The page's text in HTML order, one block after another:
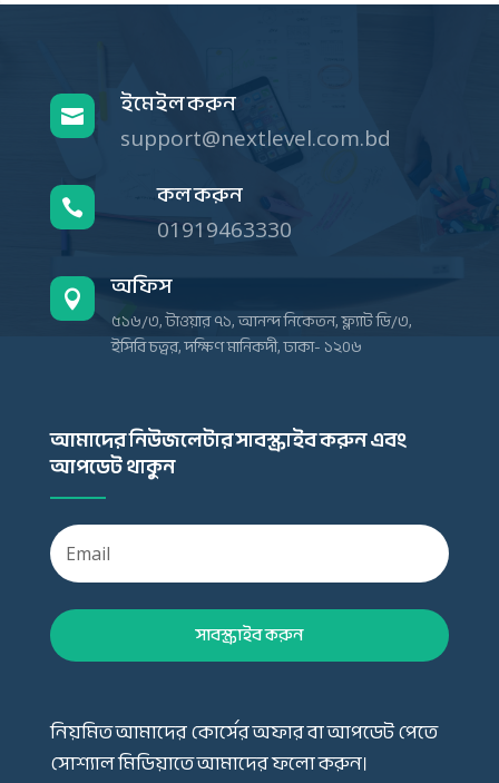
 ইমেইল করুন
support@nextlevel.com.bd
 কল করুন
01919463330
 অফিস
৫১৬/৩, টাওয়ার ৭১, আনন্দ নিকেতন, ফ্ল্যাট ডি/৩,
ইসিবি চত্বর, দক্ষিণ মানিকদী, ঢাকা- ১২০৬
আমাদের নিউজলেটার সাবস্ক্রাইব করুন এবং
আপডেট থাকুন
সাবস্ক্রাইব করুন
নিয়মিত আমাদের কোর্সের অফার বা আপডেট পেতে
সোশ্যাল মিডিয়াতে আমাদের ফলো করুন।